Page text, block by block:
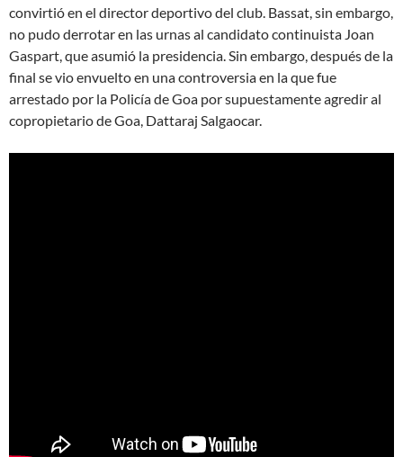
convirtió en el director deportivo del club. Bassat, sin embargo,
no pudo derrotar en las urnas al candidato continuista Joan
Gaspart, que asumió la presidencia. Sin embargo, después de la
final se vio envuelto en una controversia en la que fue
arrestado por la Policía de Goa por supuestamente agredir al
copropietario de Goa, Dattaraj Salgaocar.